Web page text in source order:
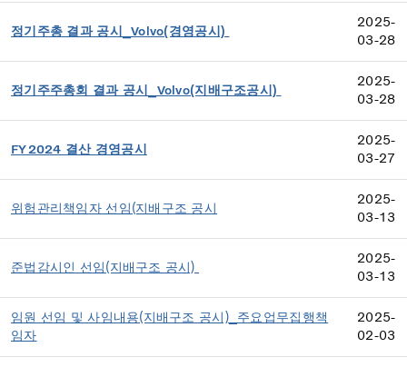
정기주총 결과 공시_Volvo(경영공시)
2025-
03-28
정기주주총회 결과 공시_Volvo(지배구조공시)
2025-
03-28
FY2024 결산 경영공시
2025-
03-27
위험관리책임자 선임(지배구조 공시
2025-
03-13
준법감시인 선임(지배구조 공시)
2025-
03-13
임원 선임 및 사임내용(지배구조 공시)_주요업무집행책
임자
2025-
02-03